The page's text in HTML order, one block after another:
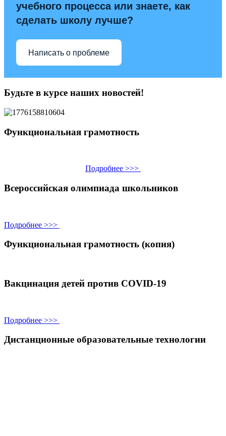
учебного процесса или знаете, как
сделать школу лучше?
Написать о проблеме
Будьте в курсе наших новостей!
Функциональная грамотность
Подробнее >>>
Всероссийская олимпиада школьников
Подробнее >>>
Функциональная грамотность (копия)
Вакцинация детей против COVID-19
Подробнее >>>
Дистанционные образовательные технологии